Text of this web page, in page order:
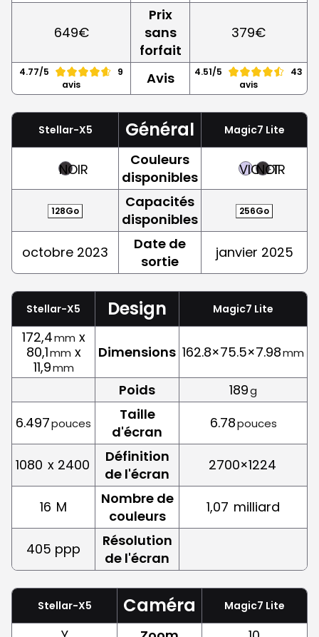
649€
Prix
sans
forfait
379€
4.77/5
9
avis
Avis 4.51/5
43
avis
Stellar-X5 Général Magic7 Lite
NOIR
Couleurs
disponibles
VIOLET
NOIR
128Go
Capacités
disponibles
256Go
octobre 2023
Date de
sortie
janvier 2025
Stellar-X5 Design Magic7 Lite
172,4mm x
80,1mm x
11,9mm
Dimensions 162.8×75.5×7.98mm
Poids 189g
6.497pouces
Taille
d'écran
6.78pouces
1080 x 2400
Définition
de l'écran
2700×1224
16 M
Nombre de
couleurs
1,07 milliard
405 ppp
Résolution
de l'écran
Stellar-X5 Caméra Magic7 Lite